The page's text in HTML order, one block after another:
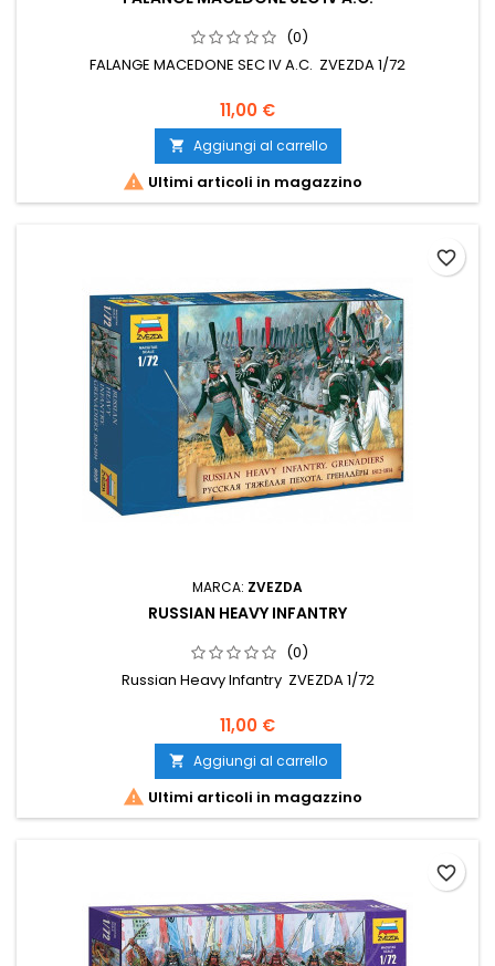
(0)
FALANGE MACEDONE SEC IV A.C. ZVEZDA 1/72
11,00 €
 Aggiungi al carrello
 Ultimi articoli in magazzino
MARCA: ZVEZDA
RUSSIAN HEAVY INFANTRY
(0)
Russian Heavy Infantry ZVEZDA 1/72
11,00 €
 Aggiungi al carrello
 Ultimi articoli in magazzino
favorite_border
favorite_border